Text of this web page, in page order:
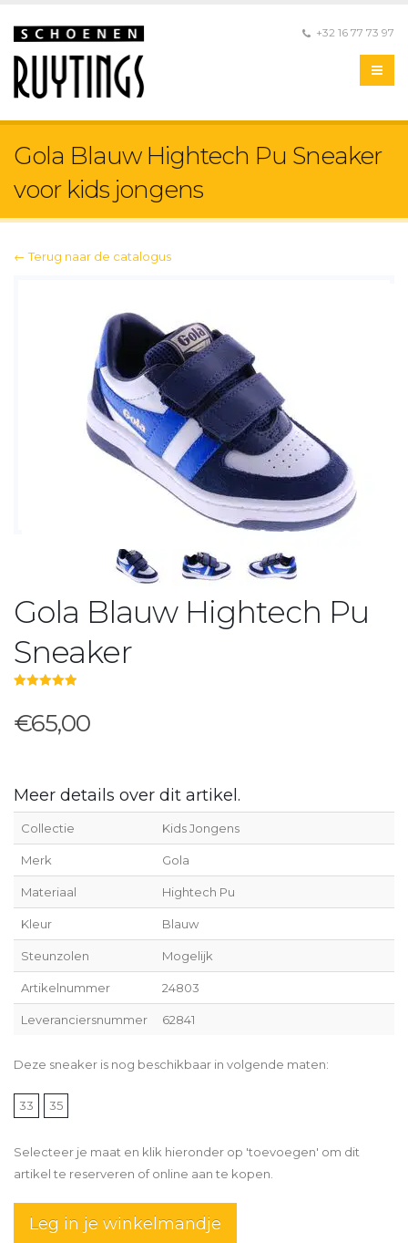
+32 16 77 73 97
Gola Blauw Hightech Pu Sneaker
voor kids jongens
← Terug naar de catalogus
Gola Blauw Hightech Pu
Sneaker
€65,00
Meer details over dit artikel.
Collectie Kids Jongens
Merk Gola
Materiaal Hightech Pu
Kleur Blauw
Steunzolen Mogelijk
Artikelnummer 24803
Leveranciersnummer 62841
Deze sneaker is nog beschikbaar in volgende maten:
33 35
Selecteer je maat en klik hieronder op 'toevoegen' om dit
artikel te reserveren of online aan te kopen.
Leg in je winkelmandje